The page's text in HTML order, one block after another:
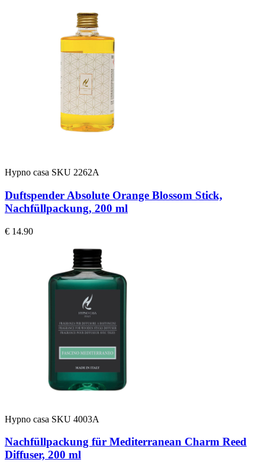
Hypno casa SKU 2262A
Duftspender Absolute Orange Blossom Stick,
Nachfüllpackung, 200 ml
€ 14.90
Hypno casa SKU 4003A
Nachfüllpackung für Mediterranean Charm Reed
Diffuser, 200 ml